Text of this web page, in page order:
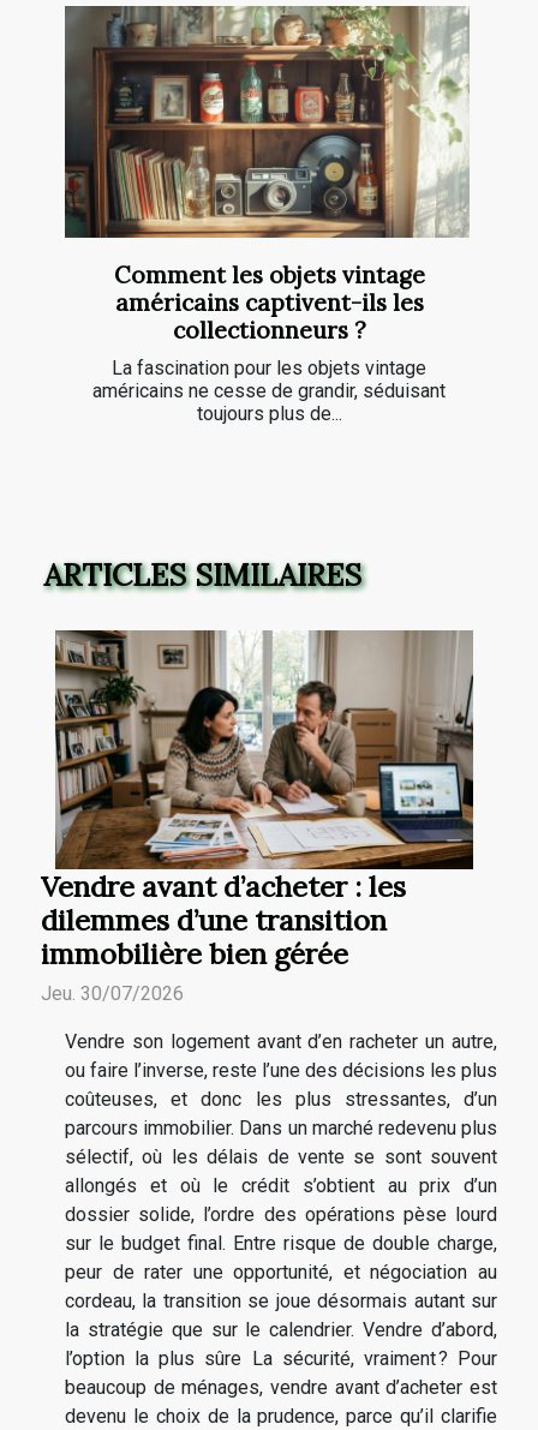
Comment les objets vintage
américains captivent-ils les
collectionneurs ?
La fascination pour les objets vintage
américains ne cesse de grandir, séduisant
toujours plus de...
ARTICLES SIMILAIRES
Vendre avant d’acheter : les
dilemmes d’une transition
immobilière bien gérée
Jeu. 30/07/2026
Vendre son logement avant d’en racheter un autre,
ou faire l’inverse, reste l’une des décisions les plus
coûteuses, et donc les plus stressantes, d’un
parcours immobilier. Dans un marché redevenu plus
sélectif, où les délais de vente se sont souvent
allongés et où le crédit s’obtient au prix d’un
dossier solide, l’ordre des opérations pèse lourd
sur le budget final. Entre risque de double charge,
peur de rater une opportunité, et négociation au
cordeau, la transition se joue désormais autant sur
la stratégie que sur le calendrier. Vendre d’abord,
l’option la plus sûre La sécurité, vraiment ? Pour
beaucoup de ménages, vendre avant d’acheter est
devenu le choix de la prudence, parce qu’il clarifie